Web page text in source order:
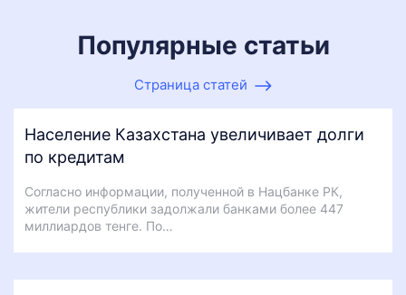
Популярные статьи
Страница статей
Население Казахстана увеличивает долги
по кредитам
Согласно информации, полученной в Нацбанке РК,
жители республики задолжали банками более 447
миллиардов тенге. По…